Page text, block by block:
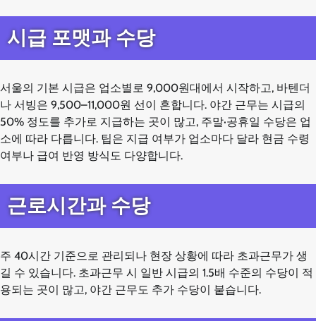
시급 포맷과 수당
서울의 기본 시급은 업소별로 9,000원대에서 시작하고, 바텐더
나 서빙은 9,500–11,000원 선이 흔합니다. 야간 근무는 시급의
50% 정도를 추가로 지급하는 곳이 많고, 주말·공휴일 수당은 업
소에 따라 다릅니다. 팁은 지급 여부가 업소마다 달라 현금 수령
여부나 급여 반영 방식도 다양합니다.
근로시간과 수당
주 40시간 기준으로 관리되나 현장 상황에 따라 초과근무가 생
길 수 있습니다. 초과근무 시 일반 시급의 1.5배 수준의 수당이 적
용되는 곳이 많고, 야간 근무도 추가 수당이 붙습니다.